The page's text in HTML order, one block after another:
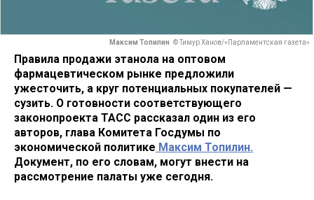
Максим Топилин © Тимур Ханов/«Парламентская газета»
Правила продажи этанола на оптовом
фармацевтическом рынке предложили
ужесточить, а круг потенциальных покупателей —
сузить. О готовности соответствующего
законопроекта ТАСС рассказал один из его
авторов, глава Комитета Госдумы по
экономической политике Максим Топилин.
Документ, по его словам, могут внести на
рассмотрение палаты уже сегодня.